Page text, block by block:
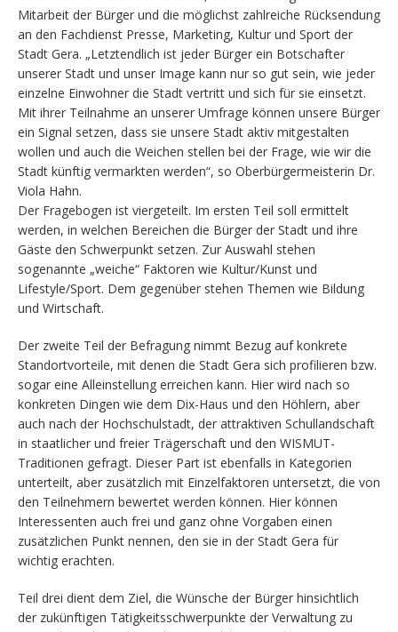
Mitarbeit der Bürger und die möglichst zahlreiche Rücksendung
an den Fachdienst Presse, Marketing, Kultur und Sport der
Stadt Gera. „Letztendlich ist jeder Bürger ein Botschafter
unserer Stadt und unser Image kann nur so gut sein, wie jeder
einzelne Einwohner die Stadt vertritt und sich für sie einsetzt.
Mit ihrer Teilnahme an unserer Umfrage können unsere Bürger
ein Signal setzen, dass sie unsere Stadt aktiv mitgestalten
wollen und auch die Weichen stellen bei der Frage, wie wir die
Stadt künftig vermarkten werden“, so Oberbürgermeisterin Dr.
Viola Hahn.
Der Fragebogen ist viergeteilt. Im ersten Teil soll ermittelt
werden, in welchen Bereichen die Bürger der Stadt und ihre
Gäste den Schwerpunkt setzen. Zur Auswahl stehen
sogenannte „weiche“ Faktoren wie Kultur/Kunst und
Lifestyle/Sport. Dem gegenüber stehen Themen wie Bildung
und Wirtschaft.
Der zweite Teil der Befragung nimmt Bezug auf konkrete
Standortvorteile, mit denen die Stadt Gera sich profilieren bzw.
sogar eine Alleinstellung erreichen kann. Hier wird nach so
konkreten Dingen wie dem Dix-Haus und den Höhlern, aber
auch nach der Hochschulstadt, der attraktiven Schullandschaft
in staatlicher und freier Trägerschaft und den WISMUT-
Traditionen gefragt. Dieser Part ist ebenfalls in Kategorien
unterteilt, aber zusätzlich mit Einzelfaktoren untersetzt, die von
den Teilnehmern bewertet werden können. Hier können
Interessenten auch frei und ganz ohne Vorgaben einen
zusätzlichen Punkt nennen, den sie in der Stadt Gera für
wichtig erachten.
Teil drei dient dem Ziel, die Wünsche der Bürger hinsichtlich
der zukünftigen Tätigkeitsschwerpunkte der Verwaltung zu